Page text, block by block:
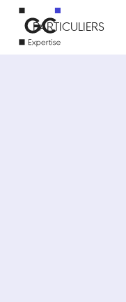
PARTICULIERS